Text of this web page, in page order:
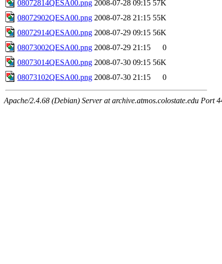
08072814QESA00.png 2008-07-28 09:15 57K
08072902QESA00.png 2008-07-28 21:15 55K
08072914QESA00.png 2008-07-29 09:15 56K
08073002QESA00.png 2008-07-29 21:15
0
08073014QESA00.png 2008-07-30 09:15 56K
08073102QESA00.png 2008-07-30 21:15 0
Apache/2.4.68 (Debian) Server at archive.atmos.colostate.edu Port